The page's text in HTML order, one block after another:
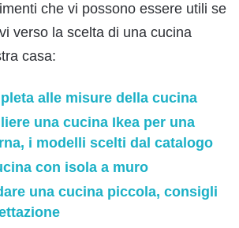
che vi possono essere utili se
verso la scelta di una cucina
casa:
alle misure della cucina
una cucina Ikea per una
i modelli scelti dal catalogo
con isola a muro
una cucina piccola, consigli